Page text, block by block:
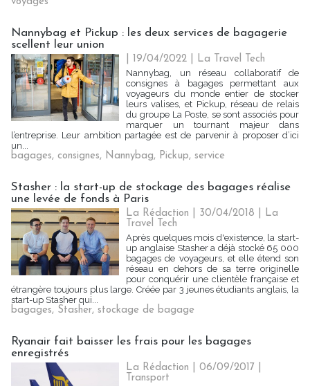
Nannybag et Pickup : les deux services de bagagerie
scellent leur union
| 19/04/2022
La Travel Tech
Nannybag, un réseau collaboratif de
consignes à bagages permettant aux
voyageurs du monde entier de stocker
leurs valises, et Pickup, réseau de relais
du groupe La Poste, se sont associés pour
marquer un tournant majeur dans
l’entreprise. Leur ambition partagée est de parvenir à proposer d’ici
un...
bagages, consignes, Nannybag, Pickup, service
Stasher : la start-up de stockage des bagages réalise
une levée de fonds à Paris
La Rédaction | 30/04/2018
La
Travel Tech
Après quelques mois d'existence, la start-
up anglaise Stasher a déjà stocké 65 000
bagages de voyageurs, et elle étend son
réseau en dehors de sa terre originelle
pour conquérir une clientèle française et
étrangère toujours plus large. Créée par 3 jeunes étudiants anglais, la
start-up Stasher qui...
bagages, Stasher, stockage de bagage
Ryanair fait baisser les frais pour les bagages
enregistrés
La Rédaction | 06/09/2017
Transport